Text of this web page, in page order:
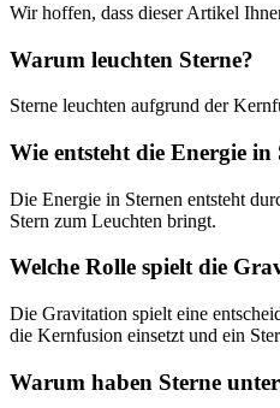
Wir hoffen, dass dieser Artikel
Warum leuchten Sterne?
Sterne leuchten aufgrund der
Wie entsteht die Energie in
Die Energie in Sternen entsteht
Stern zum Leuchten bringt.
Welche Rolle spielt die
Die Gravitation spielt eine
die Kernfusion einsetzt und ein
Warum haben Sterne